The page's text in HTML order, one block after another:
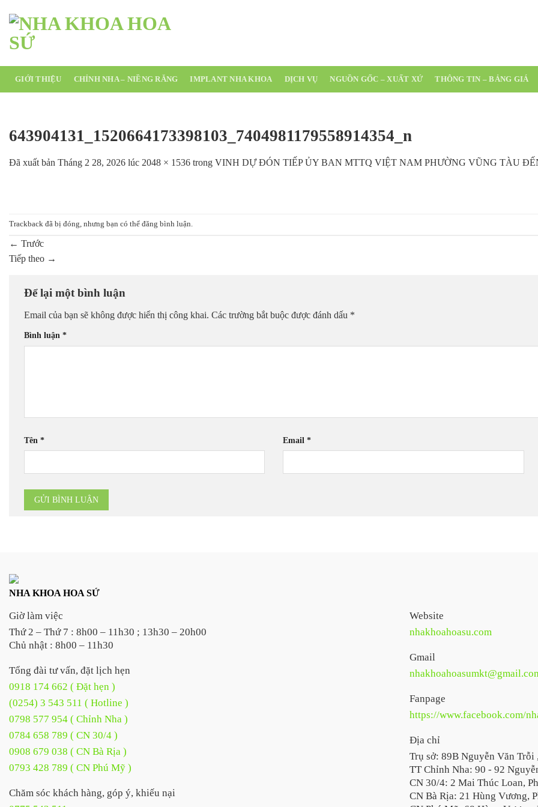
đến
nội
dung
GIỚI THIỆU CHỈNH NHA – NIỀNG RĂNG IMPLANT NHA KHOA DỊCH VỤ NGUỒN GỐC – XUẤT XỨ THÔNG TIN – BẢNG GIÁ
643904131_1520664173398103_7404981179558914354_n
Đã xuất bản Tháng 2 28, 2026 lúc 2048 × 1536 trong VINH DỰ ĐÓN TIẾP ỦY BAN MTTQ VIỆT NAM PHƯỜNG VŨNG TÀU
Trackback đã bị đóng, nhưng bạn có thể đăng bình luận.
← Trước
Tiếp theo →
Để lại một bình luận
Email của bạn sẽ không được hiển thị công khai. Các trường bắt buộc được đánh dấu *
Bình luận *
Tên * Email*
NHA KHOA HOA SỨ
Giờ làm việc
Thứ 2 – Thứ 7 : 8h00 – 11h30 ; 13h30 – 20h00
Chủ nhật : 8h00 – 11h30
Tổng đài tư vấn, đặt lịch hẹn
0918 174 662 ( Đặt hẹn )
(0254) 3 543 511 ( Hotline )
0798 577 954 ( Chỉnh Nha )
0784 658 789 ( CN 30/4 )
0908 679 038 ( CN Bà Rịa )
0793 428 789 ( CN Phú Mỹ )
Chăm sóc khách hàng, góp ý, khiếu nại
Website
nhakhoahoasu.com
Gmail
Fanpage
https://www.facebook.com/
Địa chỉ
Trụ sở: 89B Nguyễn Văn Trỗi
TT Chỉnh Nha: 90 - 92
CN 30/4: 2 Mai Thúc Loan,
CN Bà Rịa: 21 Hùng Vương,